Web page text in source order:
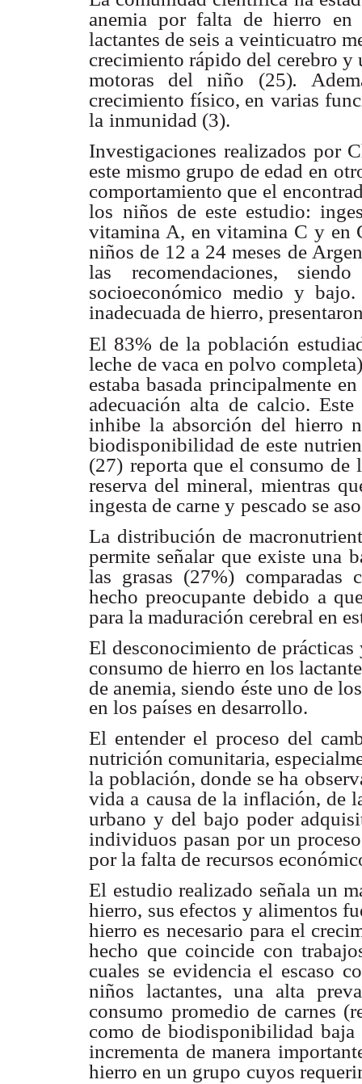
anemia por falta de hierro en
lactantes de seis a veinticuatro
crecimiento rápido del cerebro y
motoras del niño (25).
crecimiento físico, en varias
la inmunidad (3).
Investigaciones realizados por
este mismo grupo de edad en
comportamiento que el
los niños de este estudio:
vitamina A, en vitamina C y en
niños de 12 a 24 meses de
las
recomendaciones,
socioeconómico medio y
inadecuada de hierro,
El 83% de la población
leche de vaca en polvo
estaba basada principalmente
adecuación alta de calcio.
inhibe la absorción del hierro
biodisponibilidad de este
(27) reporta que el consumo de
reserva del mineral, mientras
ingesta de carne y pescado se
La distribución de
permite señalar que existe una
las grasas (27%) comparadas
hecho preocupante debido a
para la maduración cerebral en
El desconocimiento de prácticas
consumo de hierro en los
de anemia, siendo éste uno de
en los países en desarrollo.
El entender el proceso del
nutrición comunitaria,
la población, donde se ha
vida a causa de la inflación, de
urbano y del bajo poder
individuos pasan por un
por la falta de recursos
El estudio realizado señala un
hierro, sus efectos y alimentos
hierro es necesario para el
hecho que coincide con
cuales se evidencia el escaso
niños lactantes, una alta
consumo promedio de carnes
como de biodisponibilidad
incrementa de manera
hierro en un grupo cuyos